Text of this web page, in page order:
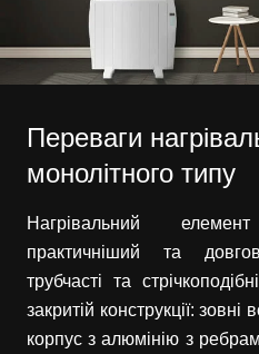
Переваги
монолітного типу
Нагрівальний
практичніший та
трубчасті та
закритій конструкції:
корпус з алюмінію з